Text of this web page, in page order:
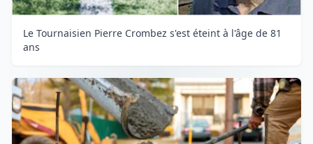
Le Tournaisien Pierre Crombez s'est éteint à l'âge de 81
ans